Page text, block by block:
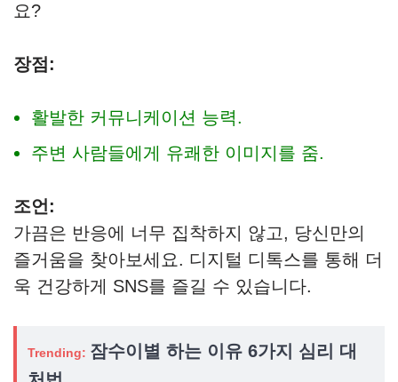
요?
장점:
활발한 커뮤니케이션 능력.
주변 사람들에게 유쾌한 이미지를 줌.
조언:
가끔은 반응에 너무 집착하지 않고, 당신만의
즐거움을 찾아보세요. 디지털 디톡스를 통해 더
욱 건강하게 SNS를 즐길 수 있습니다.
Trending: 잠수이별 하는 이유 6가지 심리 대